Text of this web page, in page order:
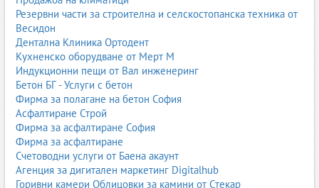
Резервни части за строителна и селскостопанска техника от
Весидон
Дентална Клиника Ортодент
Кухненско оборудване от Мерт М
Индукционни пещи от Вал инженеринг
Бетон БГ - Услуги с бетон
Фирма за полагане на бетон София
Асфалтиране Строй
Фирма за асфалтиране София
Фирма за асфалтиране
Счетоводни услуги от Баена акаунт
Агенция за дигитален маркетинг Digitalhub
Горивни камери Облицовки за камини от Стекар